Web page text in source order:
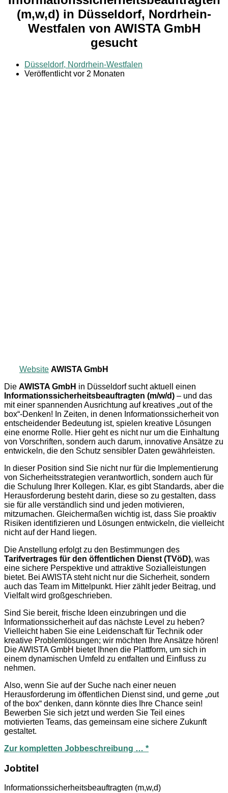
(m,w,d) in Düsseldorf, Nordrhein-
Westfalen von AWISTA GmbH
gesucht
Düsseldorf, Nordrhein-Westfalen
Veröffentlicht vor 2 Monaten
Website AWISTA GmbH
Die AWISTA GmbH in Düsseldorf sucht aktuell einen
Informationssicherheitsbeauftragten (m/w/d) – und das
mit einer spannenden Ausrichtung auf kreatives „out of the
box“-Denken! In Zeiten, in denen Informationssicherheit von
entscheidender Bedeutung ist, spielen kreative Lösungen
eine enorme Rolle. Hier geht es nicht nur um die Einhaltung
von Vorschriften, sondern auch darum, innovative Ansätze zu
entwickeln, die den Schutz sensibler Daten gewährleisten.
In dieser Position sind Sie nicht nur für die Implementierung
von Sicherheitsstrategien verantwortlich, sondern auch für
die Schulung Ihrer Kollegen. Klar, es gibt Standards, aber die
Herausforderung besteht darin, diese so zu gestalten, dass
sie für alle verständlich sind und jeden motivieren,
mitzumachen. Gleichermaßen wichtig ist, dass Sie proaktiv
Risiken identifizieren und Lösungen entwickeln, die vielleicht
nicht auf der Hand liegen.
Die Anstellung erfolgt zu den Bestimmungen des
Tarifvertrages für den öffentlichen Dienst (TVöD), was
eine sichere Perspektive und attraktive Sozialleistungen
bietet. Bei AWISTA steht nicht nur die Sicherheit, sondern
auch das Team im Mittelpunkt. Hier zählt jeder Beitrag, und
Vielfalt wird großgeschrieben.
Sind Sie bereit, frische Ideen einzubringen und die
Informationssicherheit auf das nächste Level zu heben?
Vielleicht haben Sie eine Leidenschaft für Technik oder
kreative Problemlösungen; wir möchten Ihre Ansätze hören!
Die AWISTA GmbH bietet Ihnen die Plattform, um sich in
einem dynamischen Umfeld zu entfalten und Einfluss zu
nehmen.
Also, wenn Sie auf der Suche nach einer neuen
Herausforderung im öffentlichen Dienst sind, und gerne „out
of the box“ denken, dann könnte dies Ihre Chance sein!
Bewerben Sie sich jetzt und werden Sie Teil eines
motivierten Teams, das gemeinsam eine sichere Zukunft
gestaltet.
Zur kompletten Jobbeschreibung … *
Jobtitel
Informationssicherheitsbeauftragten (m,w,d)